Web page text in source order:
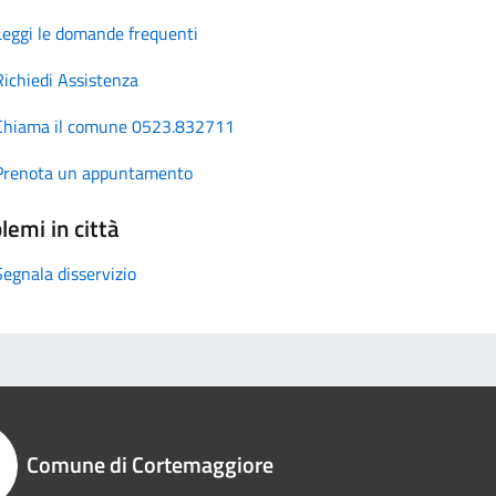
le domande frequenti
Assistenza
il comune 0523.832711
un appuntamento
in città
disservizio
Comune di Cortemaggiore